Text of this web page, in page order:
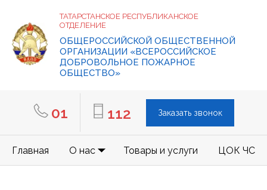
ТАТАРСТАНСКОЕ РЕСПУБЛИКАНСКОЕ
ОТДЕЛЕНИЕ
ОБЩЕРОССИЙСКОЙ ОБЩЕСТВЕННОЙ
ОРГАНИЗАЦИИ «ВСЕРОССИЙСКОЕ
ДОБРОВОЛЬНОЕ ПОЖАРНОЕ
ОБЩЕСТВО»
01 112 Заказать звонок
Главная О нас Товары и услуги ЦОК ЧС